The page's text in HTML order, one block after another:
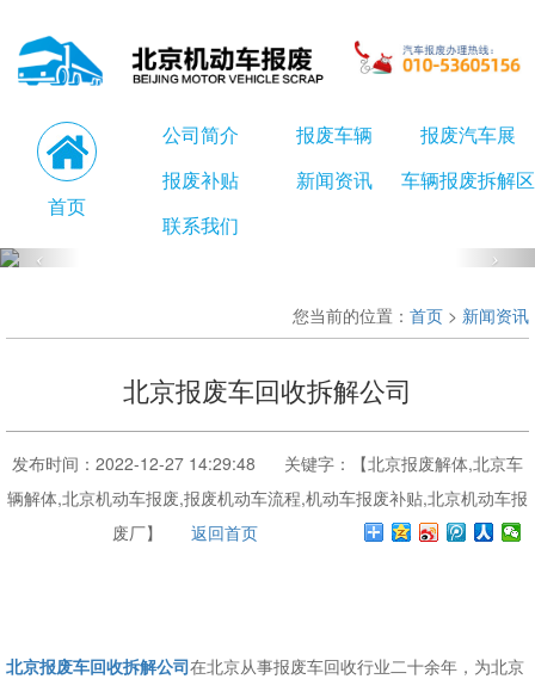
首页
公司简介 报废车辆
报废汽车展
报废补贴
新闻资讯
车辆报废拆解区
联系我们
您当前的位置： 首页 > 新闻资讯
北京报废车回收拆解公司
发布时间：2022-12-27 14:29:48 关键字：【北京报废解体,北京车
辆解体,北京机动车报废,报废机动车流程,机动车报废补贴,北京机动车报
废厂】 返回首页
北京报废车回收拆解公司在北京从事报废车回收行业二十余年，为北京